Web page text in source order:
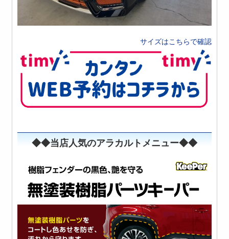
サイズはこちらで確認
◆◆当店人気のアラカルトメニュー◆◆